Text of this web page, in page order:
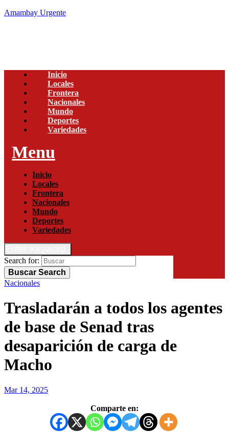
Amambay Urgente
Inicio
Locales
Frontera
Nacionales
Mundo
Deportes
Variedades
Menu
Inicio
Locales
Frontera
Nacionales
Mundo
Deportes
Variedades
Search for:
Buscar Search
Nacionales
Trasladarán a todos los agentes
de base de Senad tras
desaparición de carga de
Macho
Mar 14, 2025
Comparte en: